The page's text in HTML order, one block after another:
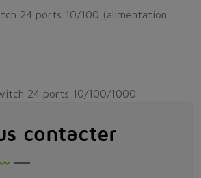
24 ports 10/100 (alimentation
24 ports 10/100/1000
contacter